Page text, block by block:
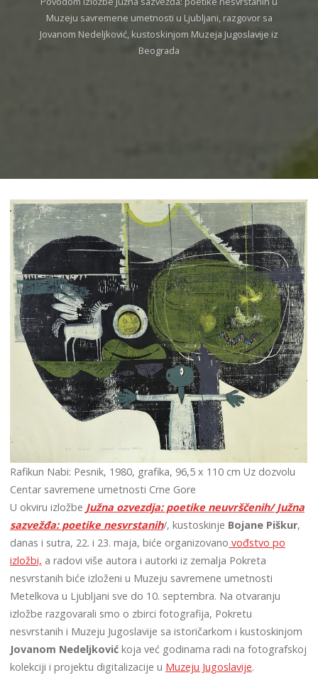
Muzeju savremene umetnosti u Ljubljani, razgovor sa
Jovanom Nedeljković, kustoskinjom Muzeja Jugoslavije iz
Beograda
Rafikun Nabi: Pesnik, 1980, grafika, 96,5 x 110 cm Uz dozvolu
Centar savremene umetnosti Crne Gore
U okviru izložbe Južna ozvezdja: poetike neuvrščenih/ Južna
sazvežđa: poetike nesvrstanih/, kustoskinje Bojane Piškur,
danas i sutra, 22. i 23. maja, biće organizovano vođstvo po
izložbi, a radovi više autora i autorki iz zemalja Pokreta
nesvrstanih biće izloženi u Muzeju savremene umetnosti
Metelkova u Ljubljani sve do 10. septembra. Na otvaranju
izložbe razgovarali smo o zbirci fotografija, Pokretu
nesvrstanih i Muzeju Jugoslavije sa istoričarkom i kustoskinjom
Jovanom Nedeljković koja već godinama radi na fotografskoj
kolekciji i projektu digitalizacije u Muzeju Jugoslavije.